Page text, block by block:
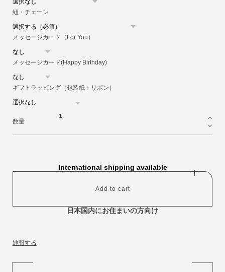
紐・チェーン
メッセージカード（For You）
メッセージカード(Happy Birthday)
ギフトラッピング（包装紙＋リボン）
数量
International shipping available
Add to cart
日本国内にお住まいの方向け
通報する